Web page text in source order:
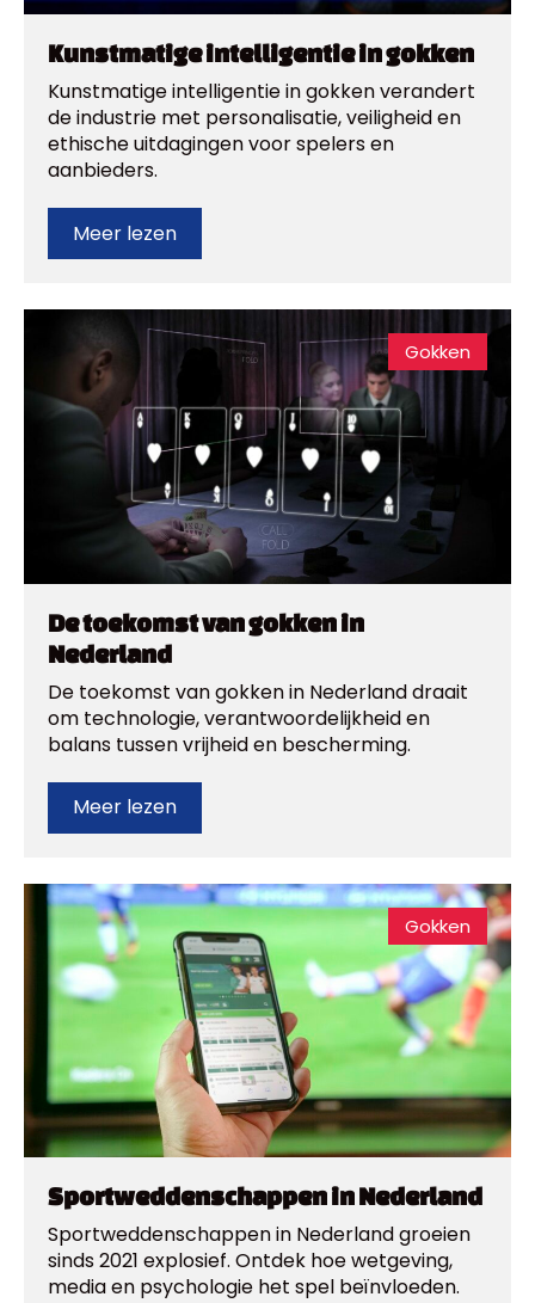
Kunstmatige intelligentie in gokken
Kunstmatige intelligentie in gokken verandert
de industrie met personalisatie, veiligheid en
ethische uitdagingen voor spelers en
aanbieders.
Meer lezen
Gokken
De toekomst van gokken in
Nederland
De toekomst van gokken in Nederland draait
om technologie, verantwoordelijkheid en
balans tussen vrijheid en bescherming.
Meer lezen
Gokken
Sportweddenschappen in Nederland
Sportweddenschappen in Nederland groeien
sinds 2021 explosief. Ontdek hoe wetgeving,
media en psychologie het spel beïnvloeden.